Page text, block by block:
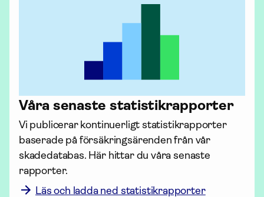
Våra senaste statistik­rapporter
Vi publicerar kontinuerligt statistik­rapporter
baserade på försäk­rings­ärenden från vår
skadedatabas. Här hittar du våra senaste
rapporter.
Läs och ladda ned statistikrapporter